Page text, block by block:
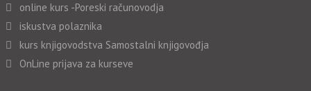
online kurs -Poreski računovodja
iskustva polaznika
kurs knjigovodstva Samostalni knjigovođja
OnLine prijava za kurseve